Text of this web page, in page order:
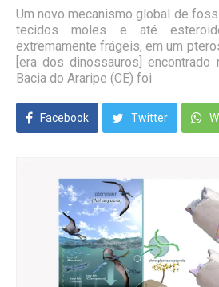
Um novo mecanismo global de
tecidos moles e até
extremamente frágeis, em um
[era dos dinossauros] encontrado
Bacia do Araripe (CE) foi
Facebook Twitter